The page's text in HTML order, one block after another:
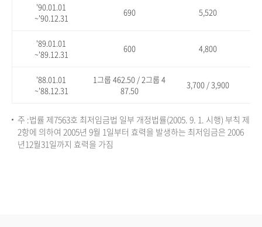
'90.01.01
~'90.12.31
690 5,520
'89.01.01
~'89.12.31
600 4,800
'88.01.01
~'88.12.31
1그룹 462.50 / 2그룹 4
87.50
3,700 / 3,900
주 :법률 제7563호 최저임금법 일부 개정법률(2005. 9. 1. 시행) 부칙 제
2항에 의하여 2005년 9월 1일부터 효력을 발생하는 최저임금은 2006
년12월31일까지 효력을 가짐